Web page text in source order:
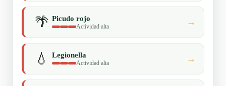
🌴 Picudo rojo
Actividad alta →
💧 Legionella
Actividad alta →